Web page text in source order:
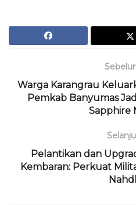
Warga Karangrau
Pemkab Banyumas
Sapphire
Pelantikan dan
Kembaran: Perkuat